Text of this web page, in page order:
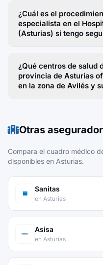
¿Cuál es el
especialista en el
(Asturias) si tengo
¿Qué centros de salud
provincia de Asturias
en la zona de Avilés y
Otras
Compara el cuadro médico
disponibles en Asturias.
Sanitas
en Asturias
Asisa
en Asturias